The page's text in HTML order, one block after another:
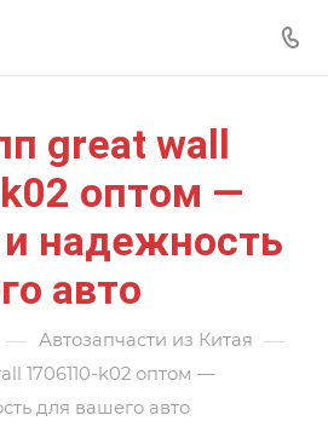
great wall
оптом —
и надежность
авто
— Автозапчасти из Китая —
1706110-k02 оптом —
для вашего авто